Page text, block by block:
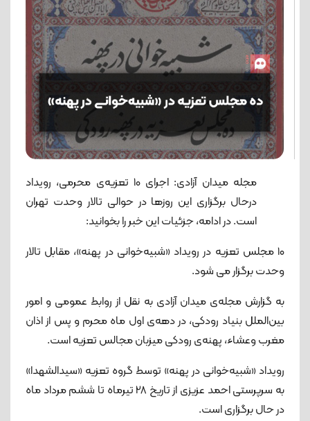
مجله میدان آزادی: اجرای 10 تعزیه‌ی محرمی، رویداد
درحال برگزاری این روزها در حوالی تالار وحدت تهران
است. در ادامه، جزئیات این خبر را بخوانید:
۱۰ مجلس تعزیه در رویداد «شبیه‌خوانی در پهنه»، مقابل تالار
وحدت برگزار می شود.
به گزارش مجله‌ی میدان آزادی به نقل از روابط‌ عمومی و امور
بین‌الملل بنیاد رودکی، در دهه‌ی اول ماه محرم و پس از اذان
مغرب وعشاء، پهنه‌ی رودکی میزبان مجالس تعزیه است.
رویداد «شبیه‌خوانی در پهنه» توسط گروه تعزیه «سیدالشهدا»
به سرپرستی احمد عزیزی از تاریخ 28 تیرماه تا ششم مرداد ماه
در حال‌ برگزاری است.